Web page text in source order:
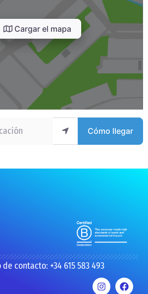
Cargar el mapa
Cómo llegar
contacto: +34 615 583 493